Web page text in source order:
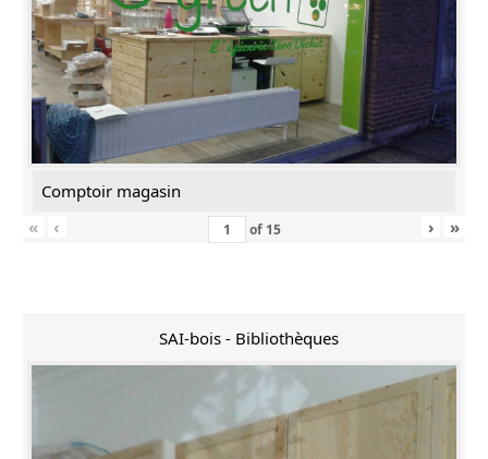
Comptoir magasin
«
‹ of 15 › »
SAI-bois - Bibliothèques